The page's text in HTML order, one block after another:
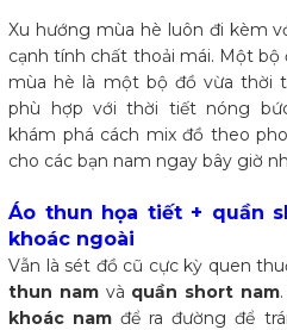
Xu hướng mùa hè luôn đi kèm
cạnh tính chất thoải mái. Một bộ
mùa hè là một bộ đồ vừa thời
phù hợp với thời tiết nóng
khám phá cách mix đồ theo
cho các bạn nam ngay bây giờ
Áo thun họa tiết + quần
khoác ngoài
Vẫn là sét đồ cũ cực kỳ quen
thun namvà quần short nam
khoác nam để ra đường để